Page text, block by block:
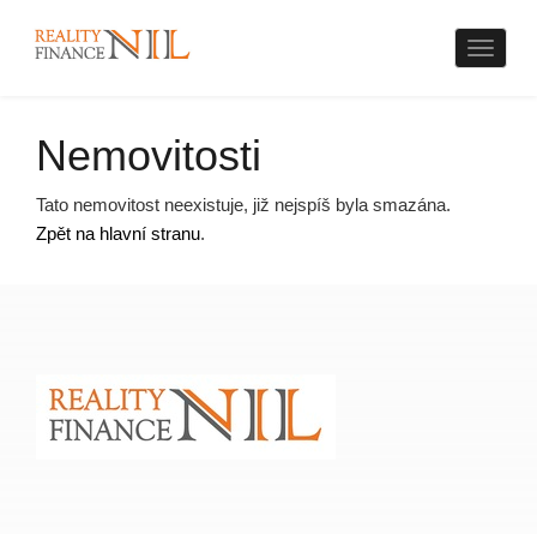
Nemovitosti
Tato nemovitost neexistuje, již nejspíš byla smazána.
Zpět na hlavní stranu.